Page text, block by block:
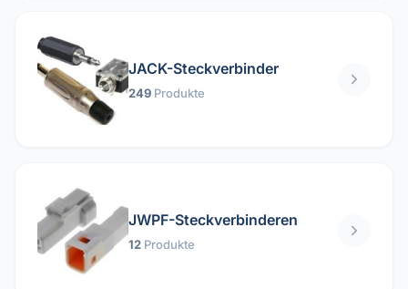
JACK-Steckverbinder
249 Produkte
JWPF-Steckverbinderen
12 Produkte